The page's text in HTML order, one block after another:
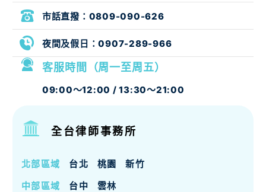
市話直撥： 0809-090-626
客服時間（周一至周五）
09:00～12:00 / 13:30～21:00
夜間及假日：0907-289-966
全台律師事務所
北部區域 台北 桃園 新竹
中部區域 台中 雲林